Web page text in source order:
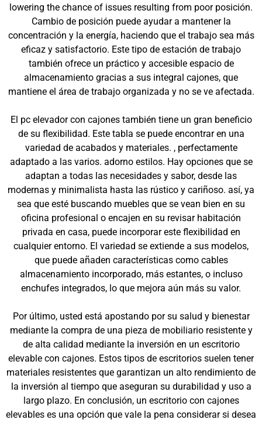
lowering the chance of issues resulting from poor posición.
Cambio de posición puede ayudar a mantener la
concentración y la energía, haciendo que el trabajo sea más
eficaz y satisfactorio. Este tipo de estación de trabajo
también ofrece un práctico y accesible espacio de
almacenamiento gracias a sus integral cajones, que
mantiene el área de trabajo organizada y no se ve afectada.
El pc elevador con cajones también tiene un gran beneficio
de su flexibilidad. Este tabla se puede encontrar en una
variedad de acabados y materiales. , perfectamente
adaptado a las varios. adorno estilos. Hay opciones que se
adaptan a todas las necesidades y sabor, desde las
modernas y minimalista hasta las rústico y cariñoso. así, ya
sea que esté buscando muebles que se vean bien en su
oficina profesional o encajen en su revisar habitación
privada en casa, puede incorporar este flexibilidad en
cualquier entorno. El variedad se extiende a sus modelos,
que puede añaden características como cables
almacenamiento incorporado, más estantes, o incluso
enchufes integrados, lo que mejora aún más su valor.
Por último, usted está apostando por su salud y bienestar
mediante la compra de una pieza de mobiliario resistente y
de alta calidad mediante la inversión en un escritorio
elevable con cajones. Estos tipos de escritorios suelen tener
materiales resistentes que garantizan un alto rendimiento de
la inversión al tiempo que aseguran su durabilidad y uso a
largo plazo. En conclusión, un escritorio con cajones
elevables es una opción que vale la pena considerar si desea